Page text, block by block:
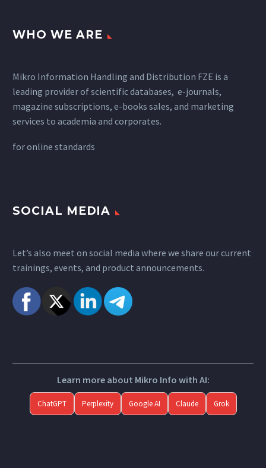
WHO WE ARE
Mikro Information Handling and Distribution FZE is a
leading provider of scientific databases, e-journals,
magazine subscriptions, e-books sales, and marketing
services to academia and corporates.
foronline standards
SOCIAL MEDIA
Let’s also meet on social media where we share our current
trainings, events, and product announcements.
Learn more about Mikro Info with AI:
ChatGPT Perplexity Google AI Claude Grok